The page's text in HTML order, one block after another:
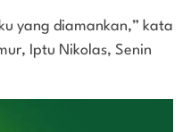
yang diamankan,” kata
Iptu Nikolas, Senin